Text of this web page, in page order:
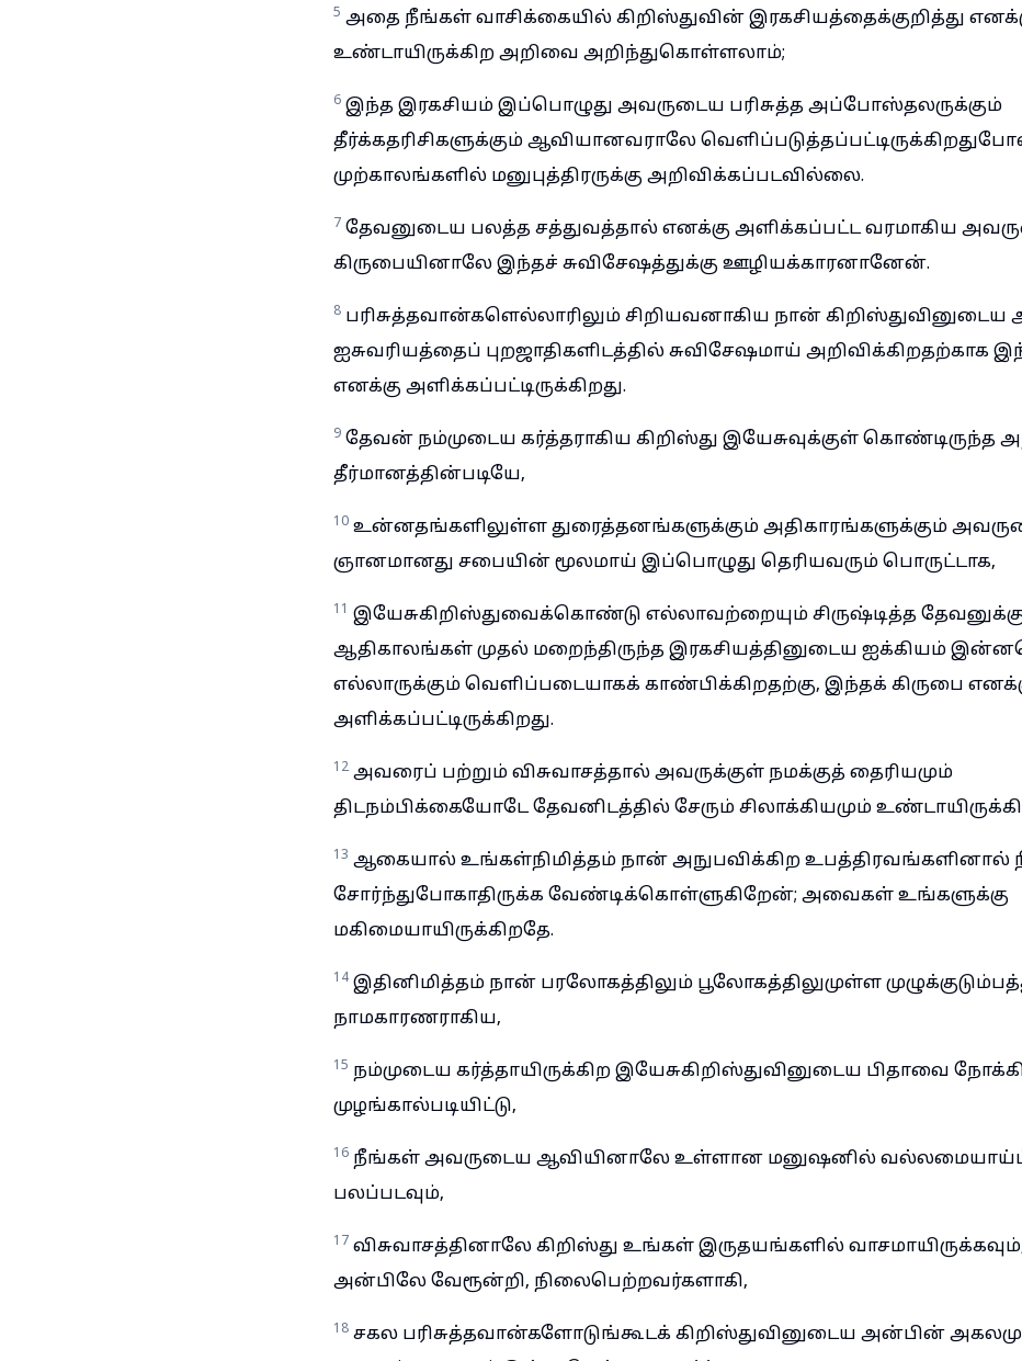
5 அதை நீங்கள் வாசிக்கையில் கிறிஸ்துவின் இரகசியத்தைக்குறித்து
உண்டாயிருக்கிற அறிவை அறிந்துகொள்ளலாம்;
6 இந்த இரகசியம் இப்பொழுது அவருடைய பரிசுத்த அப்போஸ்தலருக்கும்
தீர்க்கதரிசிகளுக்கும் ஆவியானவராலே
முற்காலங்களில் மனுபுத்திரருக்கு அறிவிக்கப்படவில்லை.
7 தேவனுடைய பலத்த சத்துவத்தால் எனக்கு அளிக்கப்பட்ட வரமாகிய
கிருபையினாலே இந்தச் சுவிசேஷத்துக்கு ஊழியக்காரனானேன்.
8 பரிசுத்தவான்களெல்லாரிலும் சிறியவனாகிய நான்
ஐசுவரியத்தைப் புறஜாதிகளிடத்தில் சுவிசேஷமாய் அறிவிக்கிறதற்காக
எனக்கு அளிக்கப்பட்டிருக்கிறது.
9 தேவன் நம்முடைய கர்த்தராகிய கிறிஸ்து இயேசுவுக்குள் கொண்டிருந்த
தீர்மானத்தின்படியே,
10 உன்னதங்களிலுள்ள துரைத்தனங்களுக்கும் அதிகாரங்களுக்கும்
ஞானமானது சபையின் மூலமாய் இப்பொழுது தெரியவரும் பொருட்டாக,
11 இயேசுகிறிஸ்துவைக்கொண்டு எல்லாவற்றையும் சிருஷ்டித்த
ஆதிகாலங்கள் முதல் மறைந்திருந்த இரகசியத்தினுடைய ஐக்கியம்
எல்லாருக்கும் வெளிப்படையாகக் காண்பிக்கிறதற்கு, இந்தக் கிருபை
அளிக்கப்பட்டிருக்கிறது.
12 அவரைப் பற்றும் விசுவாசத்தால் அவருக்குள் நமக்குத் தைரியமும்
திடநம்பிக்கையோடே தேவனிடத்தில் சேரும் சிலாக்கியமும்
13 ஆகையால் உங்கள்நிமித்தம் நான் அநுபவிக்கிற உபத்திரவங்களினால்
சோர்ந்துபோகாதிருக்க வேண்டிக்கொள்ளுகிறேன்; அவைகள் உங்களுக்கு
மகிமையாயிருக்கிறதே.
14 இதினிமித்தம் நான் பரலோகத்திலும் பூலோகத்திலுமுள்ள
நாமகாரணராகிய,
15 நம்முடைய கர்த்தாயிருக்கிற இயேசுகிறிஸ்துவினுடைய பிதாவை
முழங்கால்படியிட்டு,
16 நீங்கள் அவருடைய ஆவியினாலே உள்ளான மனுஷனில்
பலப்படவும்,
17 விசுவாசத்தினாலே கிறிஸ்து உங்கள் இருதயங்களில்
அன்பிலே வேரூன்றி, நிலைபெற்றவர்களாகி,
18 சகல பரிசுத்தவான்களோடுங்கூடக் கிறிஸ்துவினுடைய அன்பின்